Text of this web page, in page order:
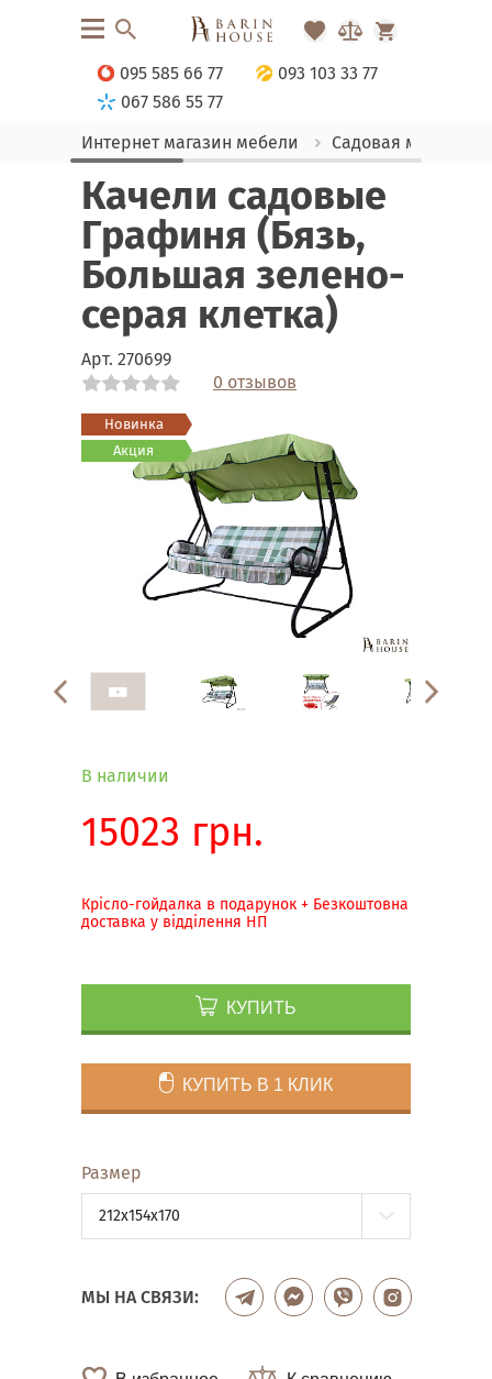
095 585 66 77
093 103 33 77
067 586 55 77
Интернет магазин мебели
Садовая мебель
Качели садовые
Графиня (Бязь,
Большая зелено-
серая клетка)
Арт. 270699
0 отзывов
Новинка
Акция
Link
Link
Link
Link
В наличии
15023 грн.
Крісло-гойдалка в подарунок + Безкоштовна
доставка у відділення НП
КУПИТЬ
КУПИТЬ В 1 КЛИК
Размер
212x154x170
МЫ НА СВЯЗИ: